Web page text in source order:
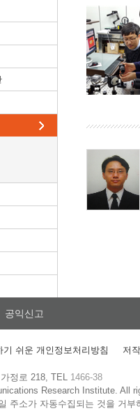
공익신고
기 쉬운 개인정보처리방침 저
정로 218, TEL 1466-38
Research Institute.All
주소가 자동수집되는 것을 거